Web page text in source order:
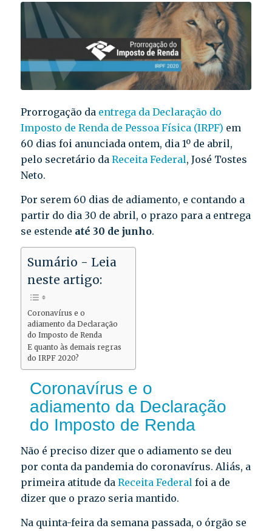
Prorrogação da entrega da Declaração do
Imposto de Renda de Pessoa Física (IRPF) em
60 dias foi anunciada ontem, dia 1º de abril,
pelo secretário da Receita Federal, José Tostes
Neto.
Por serem 60 dias de adiamento, e contando a
partir do dia 30 de abril, o prazo para a entrega
se estende até 30 de junho.
Sumário - Leia
neste artigo:
Coronavírus e o
adiamento da Declaração
do Imposto de Renda
E quanto às demais regras
do IRPF 2020?
Coronavírus e o
adiamento da Declaração
do Imposto de Renda
Não é preciso dizer que o adiamento se deu
por conta da pandemia do coronavírus. Aliás, a
primeira atitude da Receita Federalfoi a de
dizer que o prazo seria mantido.
Na quinta-feira da semana passada, o órgão se